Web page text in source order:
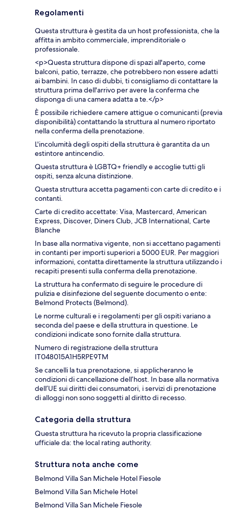
Regolamenti
Questa struttura è gestita da un host professionista, che la
affitta in ambito commerciale, imprenditoriale o
professionale.
<p>Questa struttura dispone di spazi all'aperto, come
balconi, patio, terrazze, che potrebbero non essere adatti
ai bambini. In caso di dubbi, ti consigliamo di contattare la
struttura prima dell'arrivo per avere la conferma che
disponga di una camera adatta a te.</p>
È possibile richiedere camere attigue o comunicanti (previa
disponibilità) contattando la struttura al numero riportato
nella conferma della prenotazione.
L'incolumità degli ospiti della struttura è garantita da un
estintore antincendio.
Questa struttura è LGBTQ+ friendly e accoglie tutti gli
ospiti, senza alcuna distinzione.
Questa struttura accetta pagamenti con carte di credito e i
contanti.
Carte di credito accettate: Visa, Mastercard, American
Express, Discover, Diners Club, JCB International, Carte
Blanche
In base alla normativa vigente, non si accettano pagamenti
in contanti per importi superiori a 5000 EUR. Per maggiori
informazioni, contatta direttamente la struttura utilizzando i
recapiti presenti sulla conferma della prenotazione.
La struttura ha confermato di seguire le procedure di
pulizia e disinfezione del seguente documento o ente:
Belmond Protects (Belmond).
Le norme culturali e i regolamenti per gli ospiti variano a
seconda del paese e della struttura in questione. Le
condizioni indicate sono fornite dalla struttura.
Numero di registrazione della struttura
IT048015A1H5RPE9TM
Se cancelli la tua prenotazione, si applicheranno le
condizioni di cancellazione dell’host. In base alla normativa
dell’UE sui diritti dei consumatori, i servizi di prenotazione
di alloggi non sono soggetti al diritto di recesso.
Categoria della struttura
Questa struttura ha ricevuto la propria classificazione
ufficiale da: the local rating authority.
Struttura nota anche come
Belmond Villa San Michele Hotel Fiesole
Belmond Villa San Michele Hotel
Belmond Villa San Michele Fiesole